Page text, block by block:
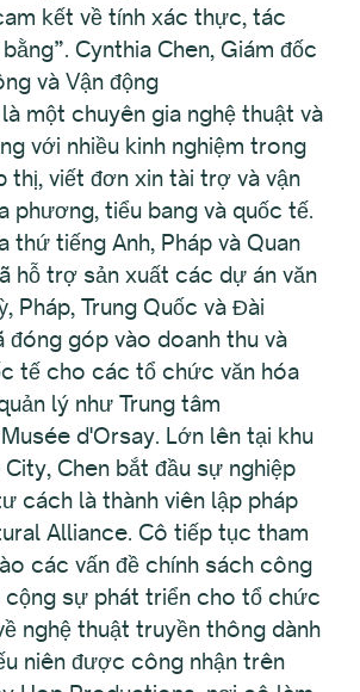
kết về tính xác thực, tác
Cynthia Chen, Giám đốc
và Vận động
một chuyên gia nghệ thuật và
với nhiều kinh nghiệm trong
thị, viết đơn xin tài trợ và vận
phương, tiểu bang và quốc tế.
thứ tiếng Anh, Pháp và Quan
hỗ trợ sản xuất các dự án văn
Pháp, Trung Quốc và Đài
đóng góp vào doanh thu và
tế cho các tổ chức văn hóa
lý như Trung tâm
d'Orsay. Lớn lên tại khu
Chen bắt đầu sự nghiệp
cách là thành viên lập pháp
Alliance. Cô tiếp tục tham
các vấn đề chính sách công
sự phát triển cho tổ chức
nghệ thuật truyền thông dành
niên được công nhận trên